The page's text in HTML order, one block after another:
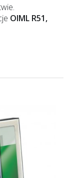
OIML R51,